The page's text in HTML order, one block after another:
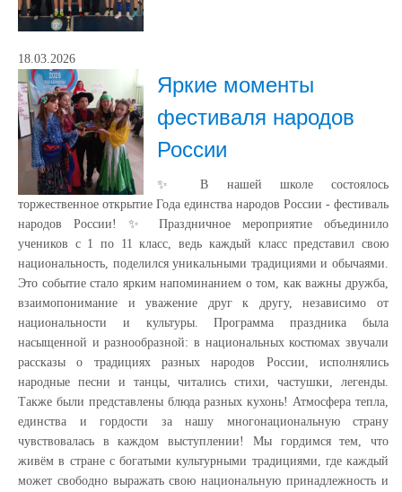
18.03.2026
Яркие моменты
фестиваля народов
России
✨ В нашей школе состоялось
торжественное открытие Года единства народов России - фестиваль
народов России! ✨ Праздничное мероприятие объединило
учеников с 1 по 11 класс, ведь каждый класс представил свою
национальность, поделился уникальными традициями и обычаями.
Это событие стало ярким напоминанием о том, как важны дружба,
взаимопонимание и уважение друг к другу, независимо от
национальности и культуры. Программа праздника была
насыщенной и разнообразной: в национальных костюмах звучали
рассказы о традициях разных народов России, исполнялись
народные песни и танцы, читались стихи, частушки, легенды.
Также были представлены блюда разных кухонь! Атмосфера тепла,
единства и гордости за нашу многонациональную страну
чувствовалась в каждом выступлении! Мы гордимся тем, что
живём в стране с богатыми культурными традициями, где каждый
может свободно выражать свою национальную принадлежность и